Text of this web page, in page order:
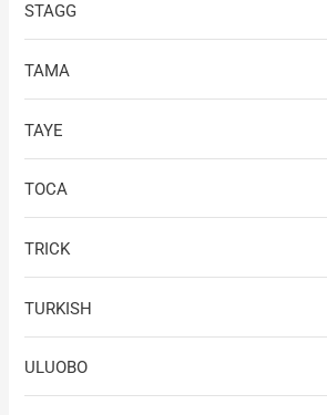
STAGG
TAMA
TAYE
TOCA
TRICK
TURKISH
ULUOBO